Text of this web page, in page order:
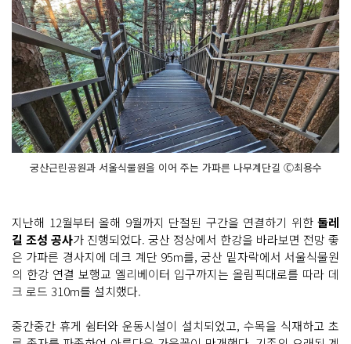
궁산근린공원과 서울식물원을 이어 주는 가파른 나무계단길 Ⓒ최용수
지난해 12월부터 올해 9월까지 단절된 구간을 연결하기 위한 둘레
길 조성 공사가 진행되었다. 궁산 정상에서 한강을 바라보면 전망 좋
은 가파른 경사지에 데크 계단 95m를, 궁산 밑자락에서 서울식물원
의 한강 연결 보행교 엘리베이터 입구까지는 올림픽대로를 따라 데
크 로드 310m를 설치했다.
중간중간 휴게 쉼터와 운동시설이 설치되었고, 수목을 식재하고 초